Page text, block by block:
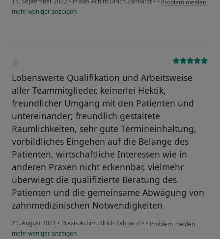
Problem melden
mehrwenigeranzeigen
Lobenswerte Qualifikation und Arbeitsweise
aller Teammitglieder, keinerlei Hektik,
freundlicher Umgang mit den Patienten und
untereinander; freundlich gestaltete
Räumlichkeiten, sehr gute Termineinhaltung,
vorbildliches Eingehen auf die Belange des
Patienten, wirtschaftliche Interessen wie in
anderen Praxen nicht erkennbar, vielmehr
überwiegt die qualifizierte Beratung des
Patienten und die gemeinsame Abwägung von
zahnmedizinischen Notwendigkeiten
21. August 2022 • Praxis Achim Ulrich Zahnarzt • • Problem melden
mehrwenigeranzeigen